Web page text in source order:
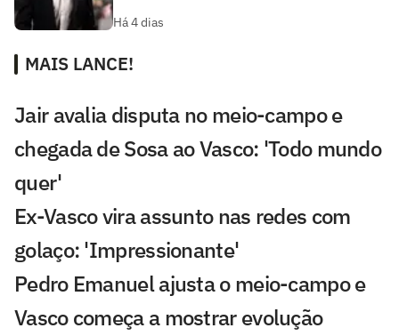
Há 4 dias
MAIS LANCE!
Jair avalia disputa no meio-campo e
chegada de Sosa ao Vasco: 'Todo mundo
quer'
Ex-Vasco vira assunto nas redes com
golaço: 'Impressionante'
Pedro Emanuel ajusta o meio-campo e
Vasco começa a mostrar evolução